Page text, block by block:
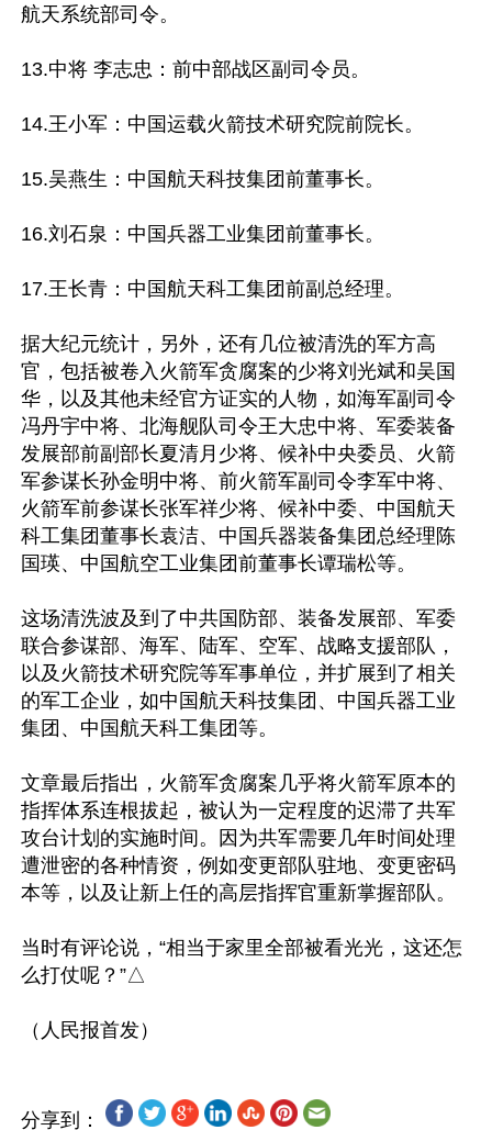
航天系统部司令。
13.中将 李志忠：前中部战区副司令员。
14.王小军：中国运载火箭技术研究院前院长。
15.吴燕生：中国航天科技集团前董事长。
16.刘石泉：中国兵器工业集团前董事长。
17.王长青：中国航天科工集团前副总经理。
据大纪元统计，另外，还有几位被清洗的军方高
官，包括被卷入火箭军贪腐案的少将刘光斌和吴国
华，以及其他未经官方证实的人物，如海军副司令
冯丹宇中将、北海舰队司令王大忠中将、军委装备
发展部前副部长夏清月少将、候补中央委员、火箭
军参谋长孙金明中将、前火箭军副司令李军中将、
火箭军前参谋长张军祥少将、候补中委、中国航天
科工集团董事长袁洁、中国兵器装备集团总经理陈
国瑛、中国航空工业集团前董事长谭瑞松等。
这场清洗波及到了中共国防部、装备发展部、军委
联合参谋部、海军、陆军、空军、战略支援部队，
以及火箭技术研究院等军事单位，并扩展到了相关
的军工企业，如中国航天科技集团、中国兵器工业
集团、中国航天科工集团等。
文章最后指出，火箭军贪腐案几乎将火箭军原本的
指挥体系连根拔起，被认为一定程度的迟滞了共军
攻台计划的实施时间。因为共军需要几年时间处理
遭泄密的各种情资，例如变更部队驻地、变更密码
本等，以及让新上任的高层指挥官重新掌握部队。
当时有评论说，“相当于家里全部被看光光，这还怎
么打仗呢？”△
分享到：